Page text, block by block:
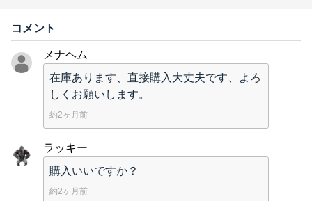
コメント
メナヘム
在庫あります、直接購入大丈夫です、よろ
しくお願いします。
約2ヶ月前
ラッキー
購入いいですか？
約2ヶ月前